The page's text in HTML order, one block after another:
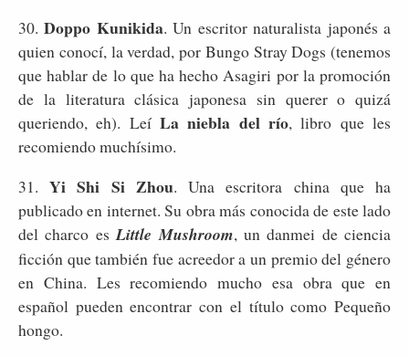
30.Doppo Kunikida. Un escritor naturalista japonés a
quien conocí, la verdad, por Bungo Stray Dogs (tenemos
que hablar de lo que ha hecho Asagiri por la promoción
de la literatura clásica japonesa sin querer o quizá
queriendo, eh). Leí La niebla del río, libro que les
recomiendo muchísimo.
31.Yi Shi Si Zhou. Una escritora china que ha
publicado en internet. Su obra más conocida de este lado
del charco esLittle Mushroom, un danmei de ciencia
ficción que también fue acreedor a un premio del género
en China. Les recomiendo mucho esa obra que en
español pueden encontrar con el título como Pequeño
hongo.